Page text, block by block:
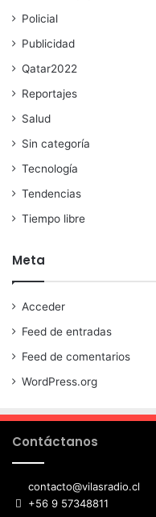
Policial
Publicidad
Qatar2022
Reportajes
Salud
Sin categoría
Tecnología
Tendencias
Tiempo libre
Meta
Acceder
Feed de entradas
Feed de comentarios
WordPress.org
Contáctanos
contacto@vilasradio.cl
+56 9 57348811